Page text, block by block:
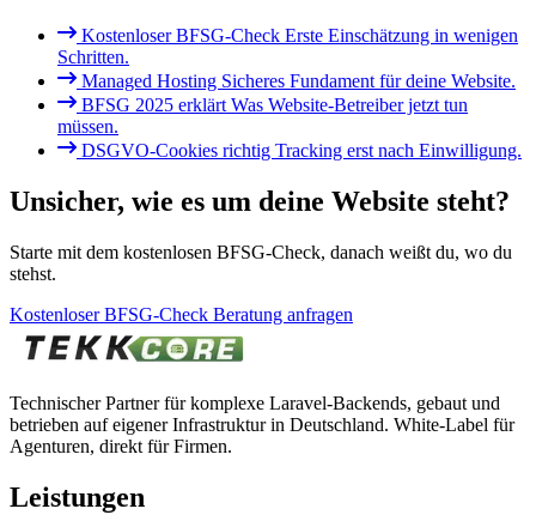
Kostenloser BFSG-Check Erste Einschätzung in wenigen
Schritten.
Managed Hosting Sicheres Fundament für deine Website.
BFSG 2025 erklärt Was Website-Betreiber jetzt tun
müssen.
DSGVO-Cookies richtig Tracking erst nach Einwilligung.
Unsicher, wie es um deine Website steht?
Starte mit dem kostenlosen BFSG-Check, danach weißt du, wo du
stehst.
Kostenloser BFSG-Check Beratung anfragen
Technischer Partner für komplexe Laravel-Backends, gebaut und
betrieben auf eigener Infrastruktur in Deutschland. White-Label für
Agenturen, direkt für Firmen.
Leistungen